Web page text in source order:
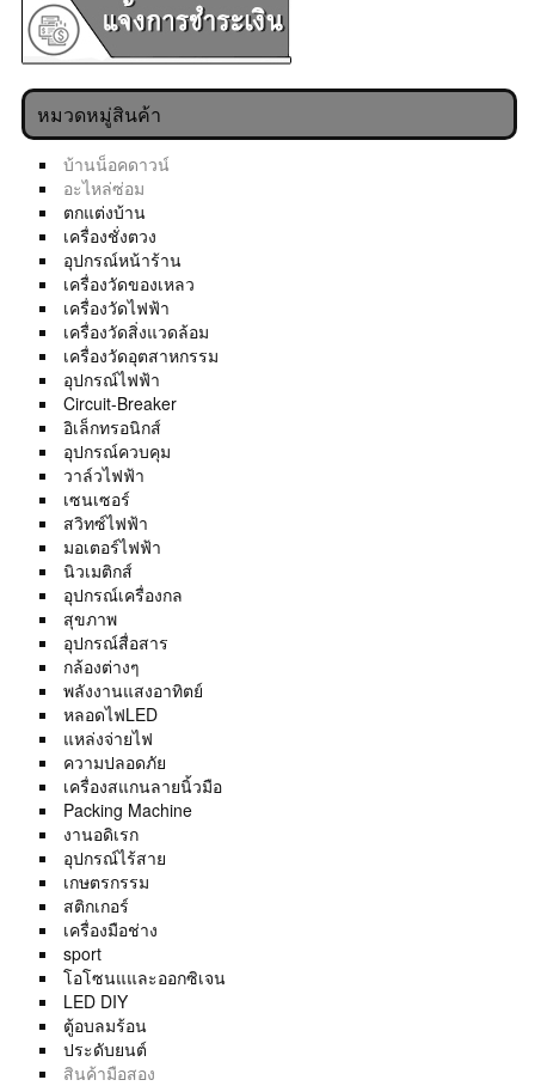
หมวดหมู่สินค้า
บ้านน็อคดาวน์
อะไหล่ซ่อม
ตกแต่งบ้าน
เครื่องชั่งตวง
อุปกรณ์หน้าร้าน
เครื่องวัดของเหลว
เครื่องวัดไฟฟ้า
เครื่องวัดสิ่งแวดล้อม
เครื่องวัดอุตสาหกรรม
อุปกรณ์ไฟฟ้า
Circuit-Breaker
อิเล็กทรอนิกส์
อุปกรณ์ควบคุม
วาล์วไฟฟ้า
เซนเซอร์
สวิทซ์ไฟฟ้า
มอเตอร์ไฟฟ้า
นิวเมติกส์
อุปกรณ์เครื่องกล
สุขภาพ
อุปกรณ์สื่อสาร
กล้องต่างๆ
พลังงานแสงอาทิตย์
หลอดไฟLED
แหล่งจ่ายไฟ
ความปลอดภัย
เครื่องสแกนลายนิ้วมือ
Packing Machine
งานอดิเรก
อุปกรณ์ไร้สาย
เกษตรกรรม
สติกเกอร์
เครื่องมือช่าง
sport
โอโซนแและออกซิเจน
LED DIY
ตู้อบลมร้อน
ประดับยนต์
สินค้ามือสอง